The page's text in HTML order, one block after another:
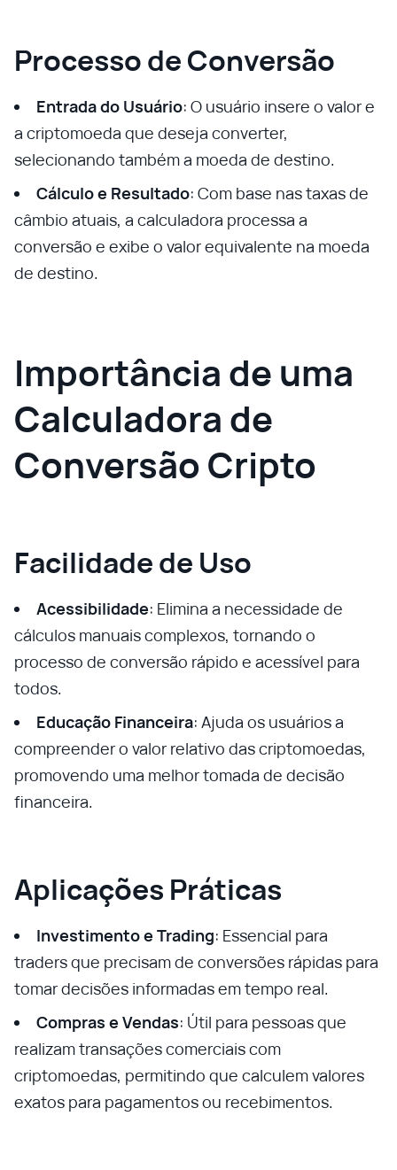
Processo de Conversão
Entrada do Usuário: O usuário insere o valor e
a criptomoeda que deseja converter,
selecionando também a moeda de destino.
Cálculo e Resultado: Com base nas taxas de
câmbio atuais, a calculadora processa a
conversão e exibe o valor equivalente na moeda
de destino.
Importância de uma
Calculadora de
Conversão Cripto
Facilidade de Uso
Acessibilidade: Elimina a necessidade de
cálculos manuais complexos, tornando o
processo de conversão rápido e acessível para
todos.
Educação Financeira: Ajuda os usuários a
compreender o valor relativo das criptomoedas,
promovendo uma melhor tomada de decisão
financeira.
Aplicações Práticas
Investimento e Trading: Essencial para
traders que precisam de conversões rápidas para
tomar decisões informadas em tempo real.
Compras e Vendas: Útil para pessoas que
realizam transações comerciais com
criptomoedas, permitindo que calculem valores
exatos para pagamentos ou recebimentos.